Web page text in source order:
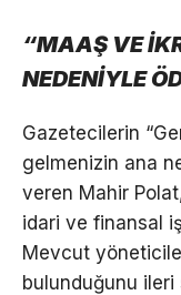
“MAAŞ VE
NEDENİYLE
Gazetecilerin
gelmenizin ana
veren Mahir
idari ve finansal
Mevcut
bulunduğunu